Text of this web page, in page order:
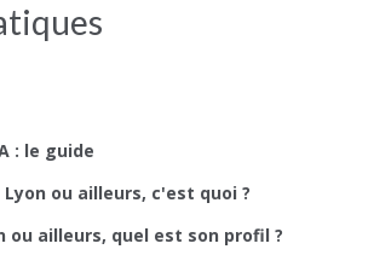
: le guide
Lyon ou ailleurs, c'est quoi ?
ou ailleurs, quel est son profil ?